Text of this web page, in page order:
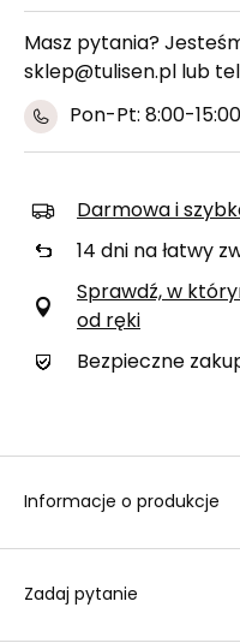
Masz pytania?
sklep@tulisen.pl lub
Pon-Pt: 8:00-15:00
Darmowa i
14 dni na łatwy
Sprawdź, w
od ręki
Bezpieczne
Informacje o produkcje
Zadaj pytanie